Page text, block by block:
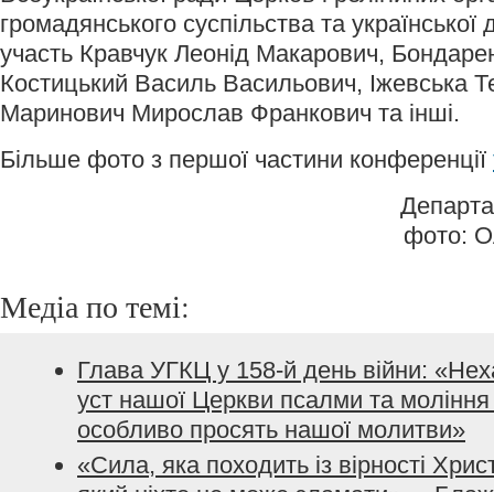
громадянського суспільства та
участь Кравчук Леонід Макарович,
Костицький Василь Васильович, Іжевська
Маринович Мирослав Франкович та інші.
Більше фото з першої частини конференції
фото:
Медіа по темі:
Глава УГКЦ у 158-й день війни:
уст нашої Церкви псалми та моління
особливо просять нашої молитви»
«Сила, яка походить із вірності